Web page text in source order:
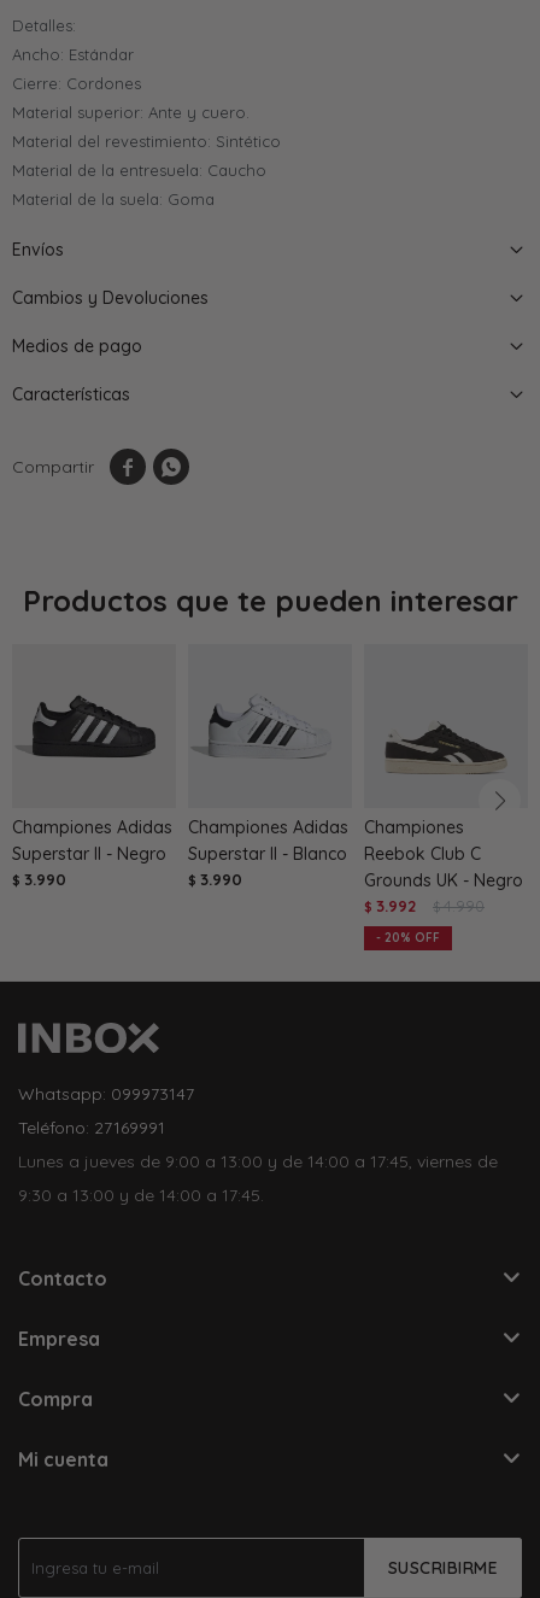
Detalles:
Ancho: Estándar
Cierre: Cordones
Material superior: Ante y cuero.
Material del revestimiento: Sintético
Material de la entresuela: Caucho
Material de la suela: Goma
Envíos
Cambios y Devoluciones
Medios de pago
Características
 
Productos que te pueden interesar
Championes Adidas
Superstar II - Negro
$ 3.990
Championes Adidas
Superstar II - Blanco
$ 3.990
Championes
Reebok Club C
Grounds UK - Negro
$ 3.992 $ 4.990
20
SUSCRIBIRME
Whatsapp: 099973147
Teléfono: 27169991
Lunes a jueves de 9:00 a 13:00 y de 14:00 a 17:45, viernes de
9:30 a 13:00 y de 14:00 a 17:45.
Contacto
Empresa
Compra
Mi cuenta